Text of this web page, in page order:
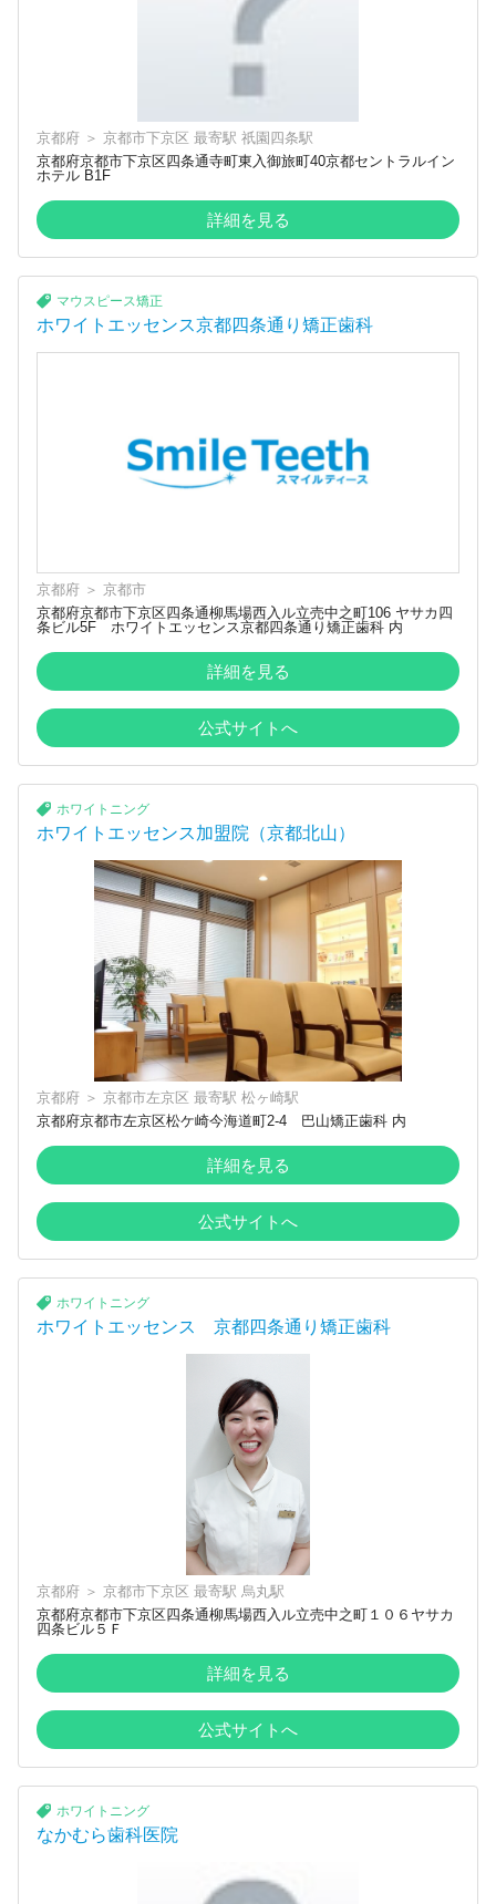
京都府 ＞ 京都市下京区 最寄駅 祇園四条駅
京都府京都市下京区四条通寺町東入御旅町40京都セントラルイン
ホテル B1F
詳細を見る
マウスピース矯正
ホワイトエッセンス京都四条通り矯正歯科
京都府 ＞ 京都市
京都府京都市下京区四条通柳馬場西入ル立売中之町106 ヤサカ四
条ビル5F ホワイトエッセンス京都四条通り矯正歯科 内
詳細を見る
公式サイトへ
ホワイトニング
ホワイトエッセンス加盟院（京都北山）
京都府 ＞ 京都市左京区 最寄駅 松ヶ崎駅
京都府京都市左京区松ケ崎今海道町2-4 巴山矯正歯科 内
詳細を見る
公式サイトへ
ホワイトニング
ホワイトエッセンス 京都四条通り矯正歯科
京都府 ＞ 京都市下京区 最寄駅 烏丸駅
京都府京都市下京区四条通柳馬場西入ル立売中之町１０６ヤサカ
四条ビル５Ｆ
詳細を見る
公式サイトへ
ホワイトニング
なかむら歯科医院